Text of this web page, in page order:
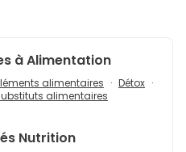
à Alimentation
alimentaires
Détox
alimentaires
Nutrition